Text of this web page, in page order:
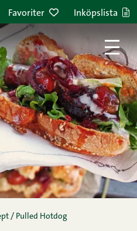
Favoriter Inköpslista
/ Pulled Hotdog